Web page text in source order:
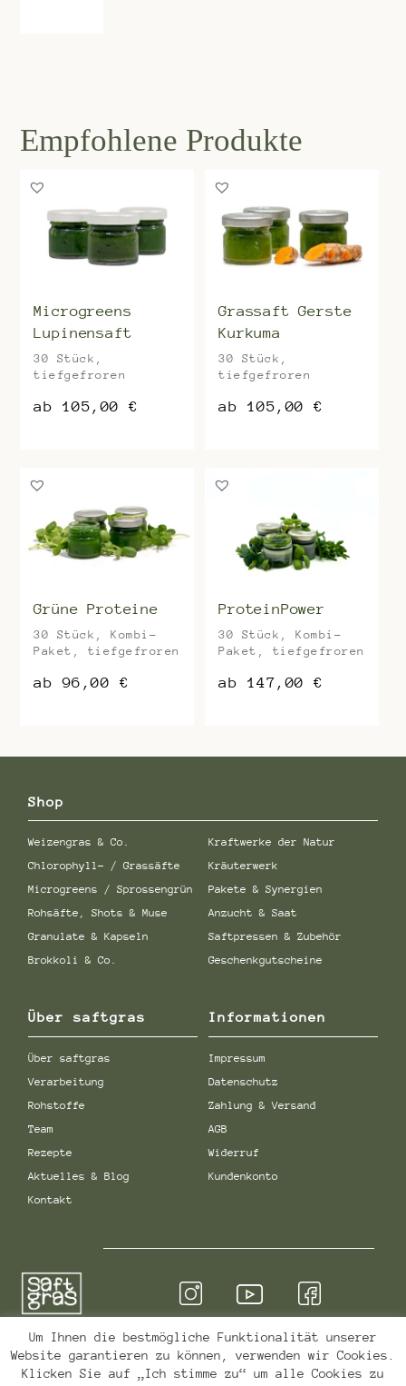
Microgreens
Lupinensaft
30 Stück,
tiefgefroren
ab 105,00€
mehrere
auf.
Die
Optionen
der
gewählt
werden
Grassaft Gerste
Kurkuma
30 Stück,
tiefgefroren
ab 105,00€
mehrere
Optionen
können
der
gewählt
werden
Grüne Proteine
30 Stück, Kombi-
Paket, tiefgefroren
ab96,00 €
auf.
Die
können
auf
Produktseite
gewählt
ProteinPower
30 Stück, Kombi-
Paket, tiefgefroren
ab 147,00€
können
auf
Produktseite
gewählt
Shop
Weizengras & Co.
Chlorophyll- / Grassäfte
Microgreens / Sprossengrün
Rohsäfte, Shots & Muse
Granulate & Kapseln
Brokkoli & Co.
Kraftwerke der Natur
Kräuterwerk
Pakete & Synergien
Anzucht & Saat
Saftpressen & Zubehör
Geschenkgutscheine
Über saftgras
Über saftgras
Verarbeitung
Rohstoffe
Team
Rezepte
Aktuelles & Blog
Kontakt
Informationen
Impressum
Datenschutz
Zahlung & Versand
AGB
Widerruf
Kundenkonto
Qualität & Sicherheit
Um Ihnen die bestmögliche Funktionalität unserer
Website garantieren zu können, verwenden wir Cookies.
Klicken Sie auf „Ich stimme zu“ um alle Cookies zu